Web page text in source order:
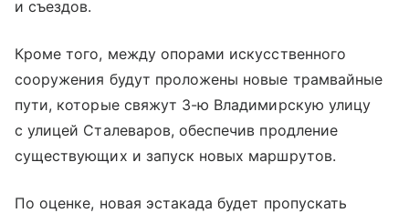
и съездов.
Кроме того, между опорами искусственного
сооружения будут проложены новые трамвайные
пути, которые свяжут 3-ю Владимирскую улицу
с улицей Сталеваров, обеспечив продление
существующих и запуск новых маршрутов.
По оценке, новая эстакада будет пропускать